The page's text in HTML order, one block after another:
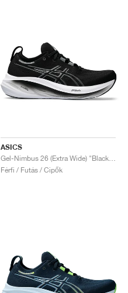
ASICS
Férfi / Futás / Cipők